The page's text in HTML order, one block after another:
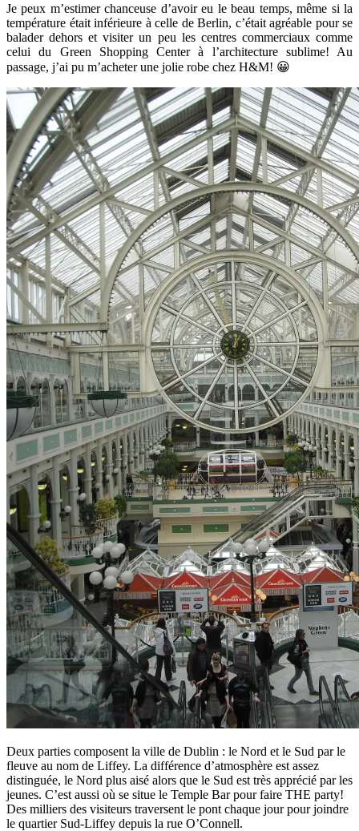
Je peux m’estimer chanceuse d’avoir eu le beau temps, même si la
température était inférieure à celle de Berlin, c’était agréable pour se
balader dehors et visiter un peu les centres commerciaux comme
celui du Green Shopping Center à l’architecture sublime! Au
passage, j’ai pu m’acheter une jolie robe chez H&M! 😀
Deux parties composent la ville de Dublin : le Nord et le Sud par le
fleuve au nom de Liffey. La différence d’atmosphère est assez
distinguée, le Nord plus aisé alors que le Sud est très apprécié par les
jeunes. C’est aussi où se situe le Temple Bar pour faire THE party!
Des milliers des visiteurs traversent le pont chaque jour pour joindre
le quartier Sud-Liffey depuis la rue O’Connell.